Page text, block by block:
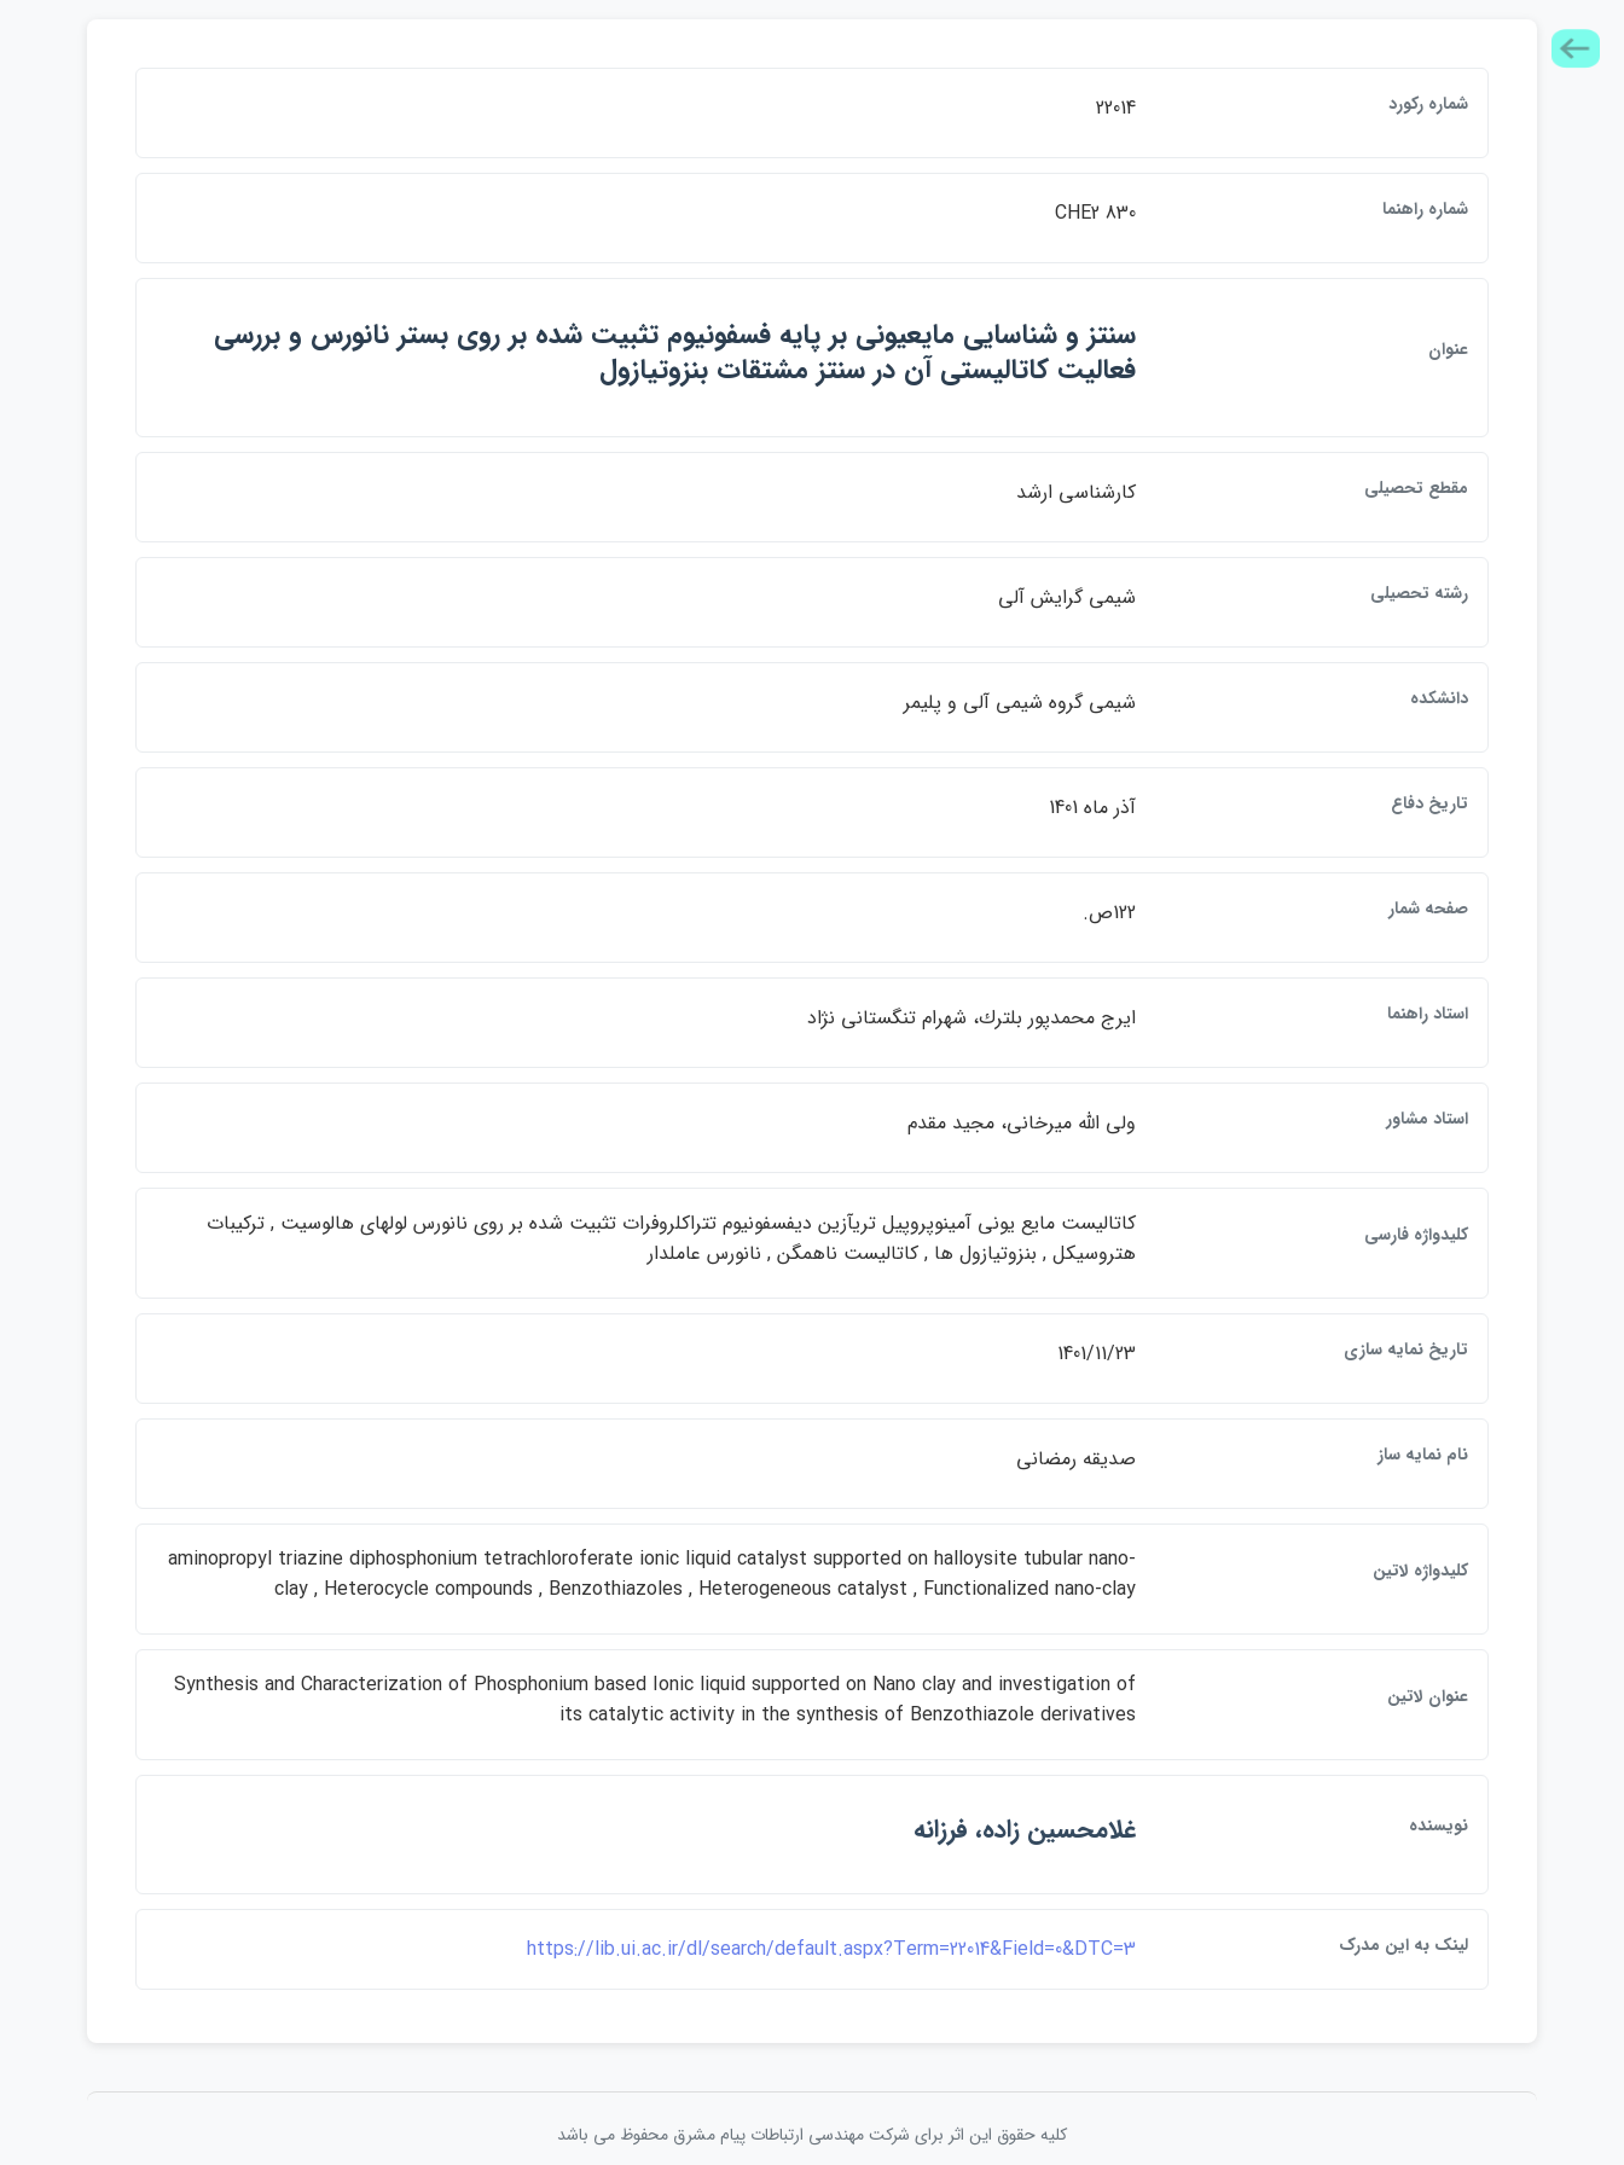
شماره ركورد 22014
شماره راهنما CHE2 830
عنوان
سنتز و شناسايي مايعيوني بر پايه فسفونيوم تثبيت شده بر روي بستر نانورس و بررسي
فعاليت كاتاليستي آن در سنتز مشتقات بنزوتيازول
مقطع تحصيلي كارشناسي ارشد
رشته تحصيلي شيمي گرايش آلي
دانشكده شيمي گروه شيمي آلي و پليمر
تاريخ دفاع آذر ماه 1401
صفحه شمار 122ص.
استاد راهنما ايرج محمدپور بلترك، شهرام تنگستاني نژاد
استاد مشاور ولي الله ميرخاني، مجيد مقدم
كليدواژه فارسي
كاتاليست مايع يوني آمينوپروپيل تريآزين ديفسفونيوم تتراكلروفرات تثبيت شده بر روي نانورس لولهاي هالوسيت , تركيبات
هتروسيكل , بنزوتيازول ها , كاتاليست ناهمگن , نانورس عاملدار
تاريخ نمايه سازي 1401/11/23
نام نمايه ساز صديقه رمضاني
كليدواژه لاتين
aminopropyl triazine diphosphonium tetrachloroferate ionic liquid catalyst supported on halloysite tubular nano-
clay , Heterocycle compounds , Benzothiazoles , Heterogeneous catalyst , Functionalized nano-clay
عنوان لاتين
Synthesis and Characterization of Phosphonium based Ionic liquid supported on Nano clay and investigation of
its catalytic activity in the synthesis of Benzothiazole derivatives
نويسنده غلامحسين زاده، فرزانه
لينک به اين مدرک https://lib.ui.ac.ir/dl/search/default.aspx?Term=22014&Field=0&DTC=3
کلیه حقوق این اثر برای شرکت مهندسی ارتباطات پيام مشرق محفوظ می باشد